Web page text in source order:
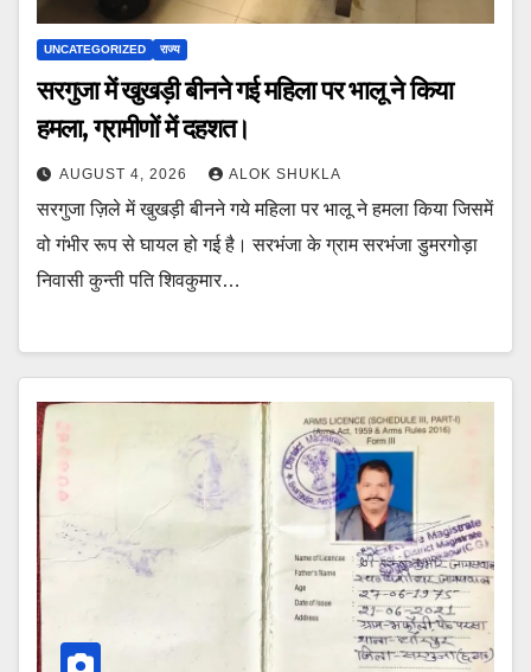
UNCATEGORIZED राज्य
सरगुजा में खुखड़ी बीनने गई महिला पर भालू ने किया
हमला, ग्रामीणों में दहशत।
AUGUST 4, 2026 ALOK SHUKLA
सरगुजा ज़िले में खुखड़ी बीनने गये महिला पर भालू ने हमला किया जिसमें
वो गंभीर रूप से घायल हो गई है। सरभंजा के ग्राम सरभंजा डुमरगोड़ा
निवासी कुन्ती पति शिवकुमार…